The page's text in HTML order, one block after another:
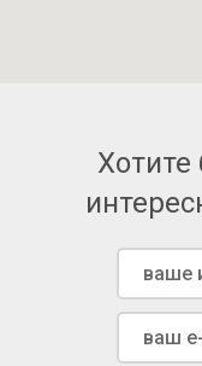
Хотите